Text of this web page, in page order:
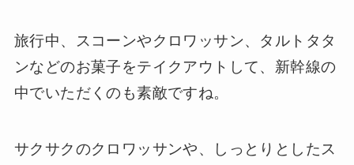
旅行中、スコーンやクロワッサン、タルトタタ
ンなどのお菓子をテイクアウトして、新幹線の
中でいただくのも素敵ですね。
サクサクのクロワッサンや、しっとりとしたス